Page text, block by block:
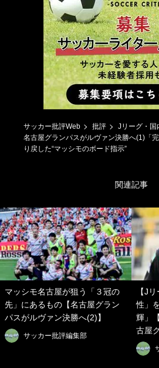
サッカー批評Web 批評
Jリーグ・国
名古屋グランパスがルヴァン決勝へ(1)「
り戻した“マッシモのボード指示”
関連記事
マッシモ名古屋が狙う「３冠の
先」にあるもの【名古屋グラン
パスがルヴァン決勝へ(2)】
サッカー批評編集部
【J
性」
輝」
古屋